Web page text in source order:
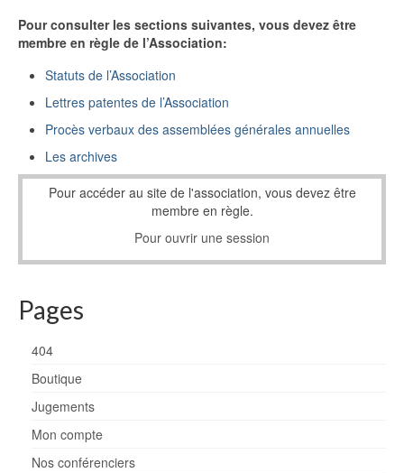
Pour consulter les sections suivantes, vous devez être
membre en règle de l’Association:
Statuts de l’Association
Lettres patentes de l’Association
Procès verbaux des assemblées générales annuelles
Les archives
Pour accéder au site de l'association, vous devez être
membre en règle.
Pour ouvrir une session
Pages
404
Boutique
Jugements
Mon compte
Nos conférenciers